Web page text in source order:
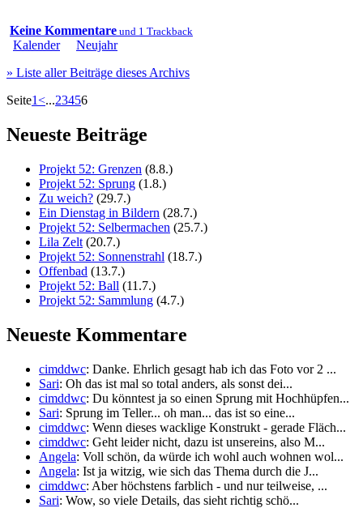
Keine Kommentare und 1 Trackback
Kalender
Neujahr
» Liste aller Beiträge dieses Archivs
Seite1<...23456
Neueste Beiträge
Projekt 52: Grenzen (8.8.)
Projekt 52: Sprung (1.8.)
Zu weich? (29.7.)
Ein Dienstag in Bildern (28.7.)
Projekt 52: Selbermachen (25.7.)
Lila Zelt (20.7.)
Projekt 52: Sonnenstrahl (18.7.)
Offenbad (13.7.)
Projekt 52: Ball (11.7.)
Projekt 52: Sammlung (4.7.)
Neueste Kommentare
cimddwc: Danke. Ehrlich gesagt hab ich das Foto vor 2 ...
Sari: Oh das ist mal so total anders, als sonst dei...
cimddwc: Du könntest ja so einen Sprung mit Hochhüpfen...
Sari: Sprung im Teller... oh man... das ist so eine...
cimddwc: Wenn dieses wacklige Konstrukt - gerade Fläch...
cimddwc: Geht leider nicht, dazu ist unsereins, also M...
Angela: Voll schön, da würde ich wohl auch wohnen wol...
Angela: Ist ja witzig, wie sich das Thema durch die J...
cimddwc: Aber höchstens farblich - und nur teilweise, ...
Sari: Wow, so viele Details, das sieht richtig schö...